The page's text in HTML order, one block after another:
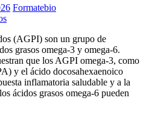
Formatebio
(AGPI) son un grupo de
grasos omega-3 y omega-6.
que los AGPI omega-3, como
y el ácido docosahexaenoico
inflamatoria saludable y a la
ácidos grasos omega-6 pueden